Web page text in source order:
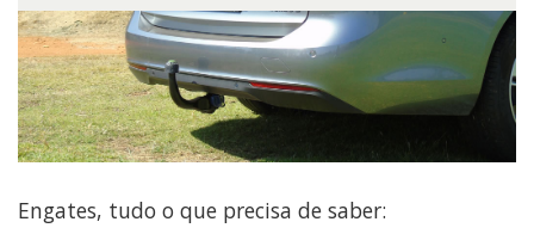
Engates, tudo o que precisa de saber: